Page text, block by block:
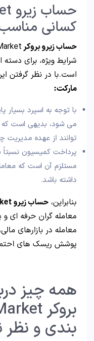
کسانی
حساب زیرو بروکر
شرایط ویژه، برای
است.با در نظر گرفتن
مارکت:
می شود، بدیهی است که
توانند از عهده مدیریت
مستلزم آن است که
داشته باشد.
بنابراین، حساب زیرو WM Market
معامله گران حرفه ای
معامله در بازارهای
پوشش ریسک های
همه چیز
بندی و نظر